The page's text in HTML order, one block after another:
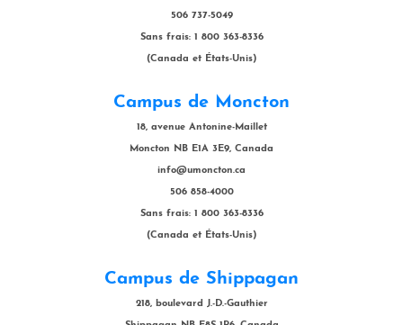
506 737-5049
Sans frais: 1 800 363-8336
(Canada et États-Unis)
Campus de Moncton
18, avenue Antonine-Maillet
Moncton NB E1A 3E9, Canada
info@umoncton.ca
506 858-4000
Sans frais: 1 800 363-8336
(Canada et États-Unis)
Campus de Shippagan
218, boulevard J.-D.-Gauthier